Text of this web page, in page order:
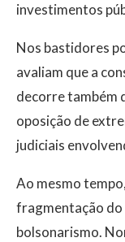
investimentos
Nos bastidores
avaliam que a
decorre também
oposição de
judiciais
Ao mesmo
fragmentação
bolsonarismo.